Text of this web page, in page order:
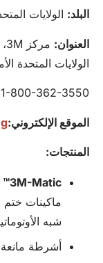
البلد: الولايات
العنوان:
الولايات المتحدة
800-362-3550
الموقع الإلكتروني:
المنتجات:
™3M-Matic
ماكينات ختم
شبه
أشرطة مانعة